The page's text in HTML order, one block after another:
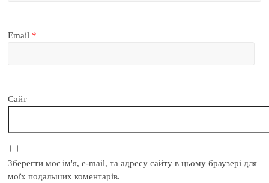
Email *
Сайт
Зберегти моє ім'я, e-mail, та адресу сайту в цьому браузері для
моїх подальших коментарів.